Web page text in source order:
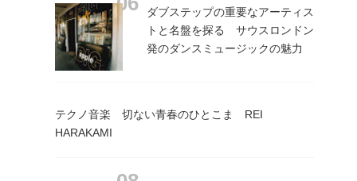
ダブステップの重要なアーティス
トと名盤を探る サウスロンドン
発のダンスミュージックの魅力
テクノ音楽 切ない青春のひとこま REI
HARAKAMI